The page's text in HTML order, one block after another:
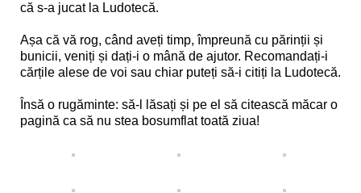
că s-a jucat la Ludotecă.
Așa că vă rog, când aveți timp, împreună cu părinții și
bunicii, veniți și dați-i o mână de ajutor. Recomandați-i
cărțile alese de voi sau chiar puteți să-i citiți la Ludotecă.
Însă o rugăminte: să-l lăsați și pe el să citească măcar o
pagină ca să nu stea bosumflat toată ziua!